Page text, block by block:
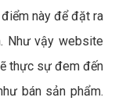
này để đặt ra
Như vậy website
thực sự đem đến
bán sản phẩm.